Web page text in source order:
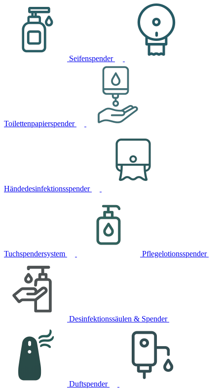
Seifenspender
Toilettenpapierspender
Händedesinfektionsspender
Tuchspendersystem Pflegelotionsspender
Desinfektionssäulen & Spender
Duftspender